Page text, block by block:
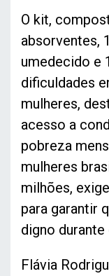
O kit,
absorventes,
umedecido e
dificuldades
mulheres,
acesso a
pobreza
mulheres
milhões,
para garantir
digno
Flávia